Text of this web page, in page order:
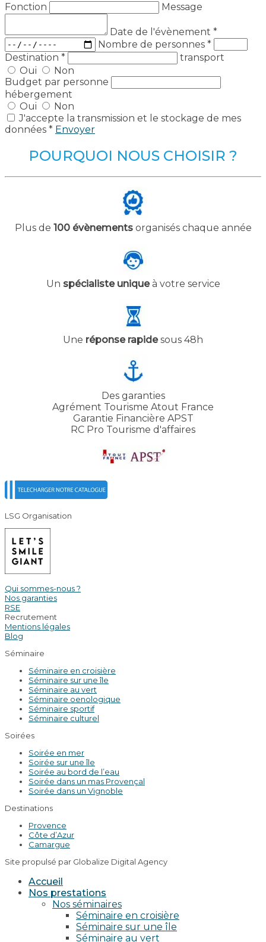
Fonction
Message
Date de l'évènement *
Nombre de personnes *
Destination *
transport
Oui
Non
Budget par personne
hébergement
Oui
Non
J'accepte la transmission et le stockage de mes
données * Envoyer
POURQUOI NOUS CHOISIR ?
Plus de 100 évènementsorganisés chaque année
Un spécialiste uniqueà votre service
Une réponse rapidesous 48h
Des garanties
Agrément Tourisme Atout France
Garantie Financière APST
RC Pro Tourisme d'affaires
LSG Organisation
Qui sommes-nous ?
Nos garanties
RSE
Recrutement
Mentions légales
Blog
Séminaire
Séminaire en croisière
Séminaire sur une île
Séminaire au vert
Séminaire oenologique
Séminaire sportif
Séminaire culturel
Soirées
Soirée en mer
Soirée sur une île
Soirée au bord de l’eau
Soirée dans un mas Provençal
Soirée dans un Vignoble
Destinations
Provence
Côte d’Azur
Camargue
Site propulsé par Globalize Digital Agency
Accueil
Nos prestations
Nos séminaires
Séminaire en croisière
Séminaire sur une île
Séminaire au vert